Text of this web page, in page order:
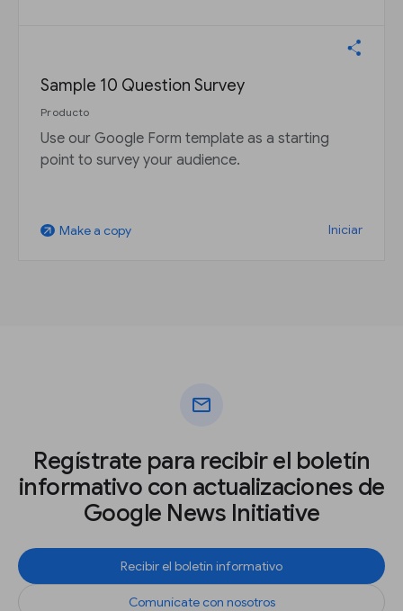
Sample 10 Question Survey
Producto
Use our Google Form template as a starting
point to survey your audience.
arrow_outward Make a copy Iniciar
mail
Regístrate para recibir el boletín
informativo con actualizaciones de
Google News Initiative
Recibir el boletín informativo
Comunícate con nosotros